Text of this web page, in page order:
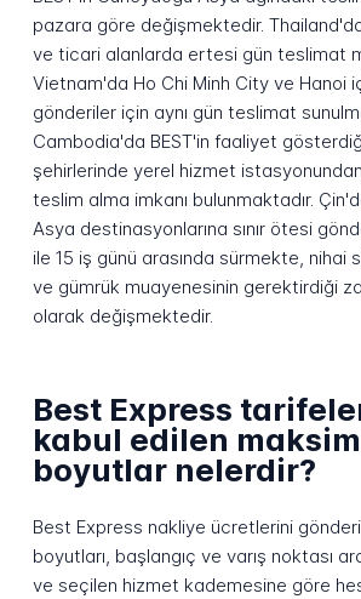
pazara göre değişmektedir.
ve ticari alanlarda ertesi gün teslimat
Vietnam'da Ho Chi Minh City ve Hanoi
gönderiler için aynı gün teslimat
Cambodia'da BEST'in faaliyet
şehirlerinde yerel hizmet
teslim alma imkanı bulunmaktadır.
Asya destinasyonlarına sınır ötesi
ile 15 iş günü arasında sürmekte, nihai
ve gümrük muayenesinin gerektirdiği
olarak değişmektedir.
Best Express
kabul edilen
boyutlar nelerdir?
Best Express nakliye ücretlerini gönderi
boyutları, başlangıç ve varış noktası
ve seçilen hizmet kademesine göre